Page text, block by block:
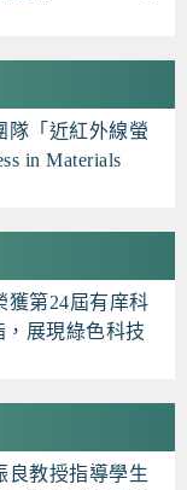
隊「近紅外線螢
in Materials
獲第24屆有庠科
展現綠色科技
良教授指導學生